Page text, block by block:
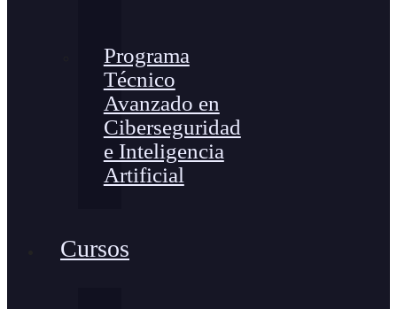
Programa
Técnico
Avanzado en
Ciberseguridad
e Inteligencia
Artificial
Cursos